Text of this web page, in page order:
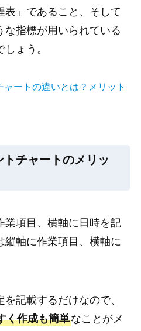
表」であること、そして
な指標が用いられている
ょう。
ートの違いとは？メリット
チャートのメリッ
業項目、横軸に日時を記
縦軸に作業項目、横軸に
記載するだけなので、
く作成も簡単なことがメ